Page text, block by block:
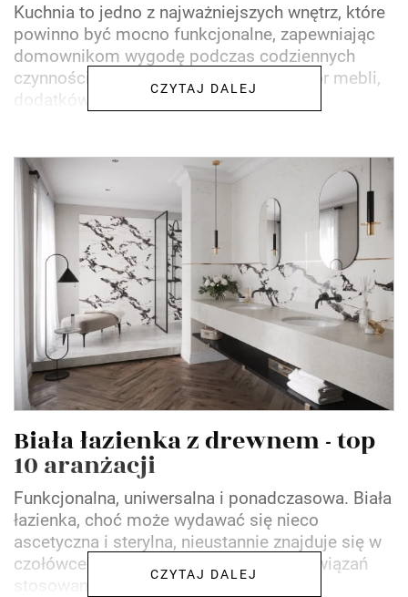
Kuchnia to jedno z najważniejszych wnętrz, które
powinno być mocno funkcjonalne, zapewniając
domownikom wygodę podczas codziennych
czynności. Jednocześnie ogromny wybór mebli,
dodatków i pomysłów na...
CZYTAJ DALEJ
Biała łazienka z drewnem - top
10 aranżacji
Funkcjonalna, uniwersalna i ponadczasowa. Biała
łazienka, choć może wydawać się nieco
ascetyczna i sterylna, nieustannie znajduje się w
czołówce najbardziej designerskich rozwiązań
stosowanych przez...
CZYTAJ DALEJ